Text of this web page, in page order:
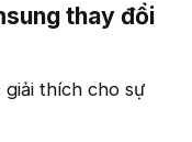
thay đổi
thích cho sự